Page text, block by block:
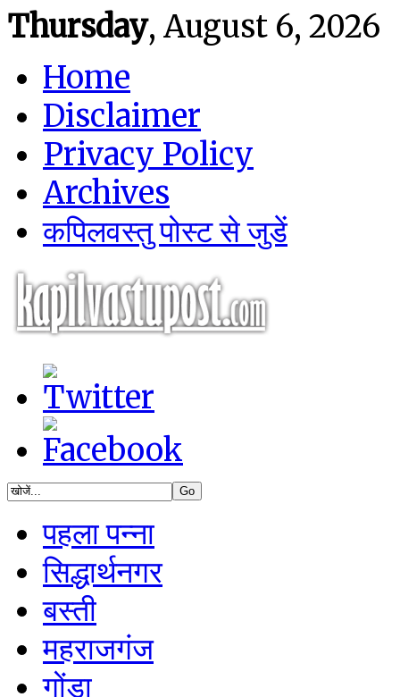
Thursday, August 6, 2026
Home
Disclaimer
Privacy Policy
Archives
कपिलवस्तु पोस्ट से जुडें
पहला पन्ना
सिद्धार्थनगर
बस्ती
महराजगंज
गोंडा